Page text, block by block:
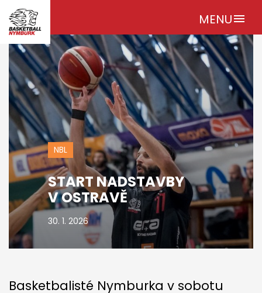
MENUmenu
NBL
START NADSTAVBY
V OSTRAVĚ
30. 1. 2026
Basketbalisté Nymburka v sobotu